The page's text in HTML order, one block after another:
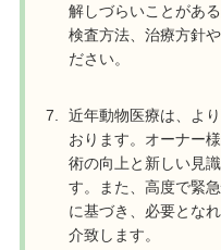
解しづらいことがあ
検査方法、治療方針
ださい。
近年動物医療は、よ
おります。オーナー
術の向上と新しい見
す。また、高度で緊
に基づき、必要とな
介致します。